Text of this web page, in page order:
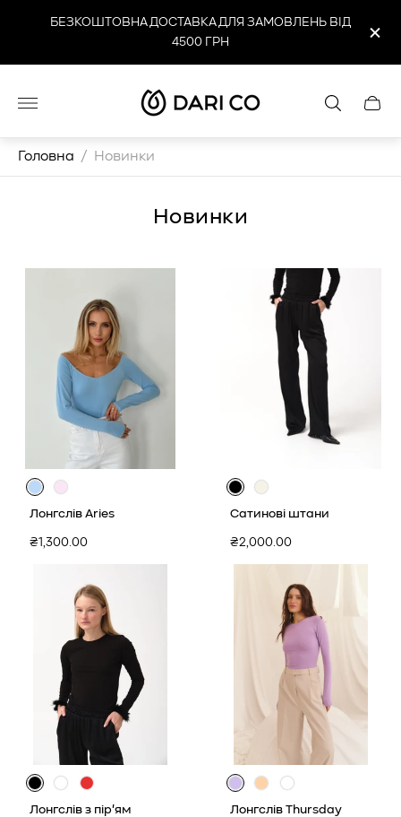
БЕЗКОШТОВНА ДОСТАВКА ДЛЯ ЗАМОВЛЕНЬ ВІД
4500 ГРН
Логотип
магазину"
Cart
Головна / Новинки
Новинки
Лонгслів Aries
Звичайна
₴1,300.00
Сатинові штани
Звичайна
₴2,000.00
має
Лонгслів з пір'ям
має
Лонгслів Thursday